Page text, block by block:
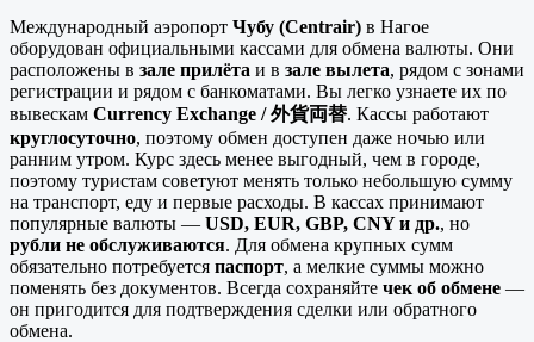
Международный аэропорт Чубу (Centrair) в Нагое
оборудован официальными кассами для обмена валюты. Они
расположены в зале прилёта и в зале вылета, рядом с зонами
регистрации и рядом с банкоматами. Вы легко узнаете их по
вывескам Currency Exchange / 外貨両替. Кассы работают
круглосуточно, поэтому обмен доступен даже ночью или
ранним утром. Курс здесь менее выгодный, чем в городе,
поэтому туристам советуют менять только небольшую сумму
на транспорт, еду и первые расходы. В кассах принимают
популярные валюты — USD, EUR, GBP, CNY и др., но
рубли не обслуживаются. Для обмена крупных сумм
обязательно потребуется паспорт, а мелкие суммы можно
поменять без документов. Всегда сохраняйте чек об обмене —
он пригодится для подтверждения сделки или обратного
обмена.